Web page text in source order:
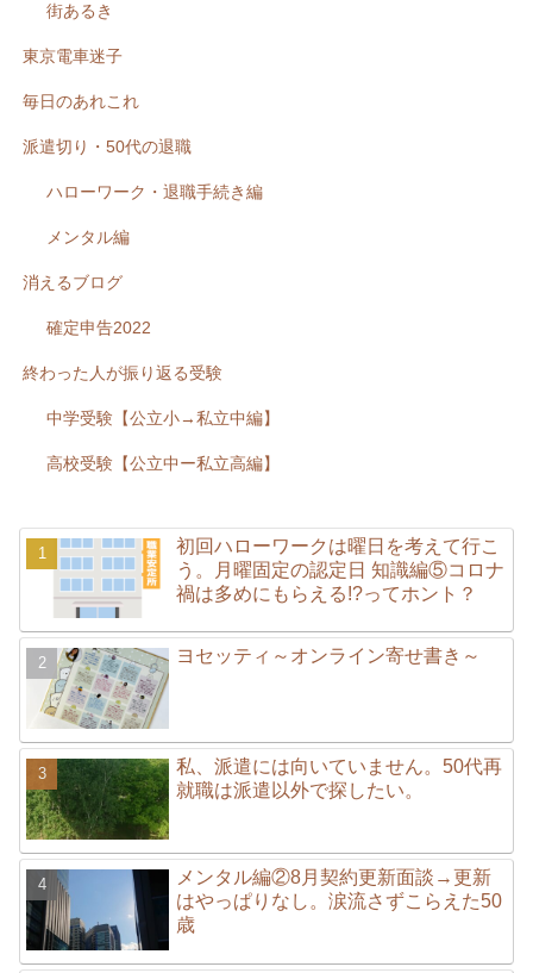
街あるき
東京電車迷子
毎日のあれこれ
派遣切り・50代の退職
ハローワーク・退職手続き編
メンタル編
消えるブログ
確定申告2022
終わった人が振り返る受験
中学受験【公立小→私立中編】
高校受験【公立中ー私立高編】
初回ハローワークは曜日を考えて行こ
う。月曜固定の認定日 知識編⑤コロナ
禍は多めにもらえる!?ってホント？
ヨセッティ～オンライン寄せ書き～
私、派遣には向いていません。50代再
就職は派遣以外で探したい。
メンタル編②8月契約更新面談→更新
はやっぱりなし。涙流さずこらえた50
歳